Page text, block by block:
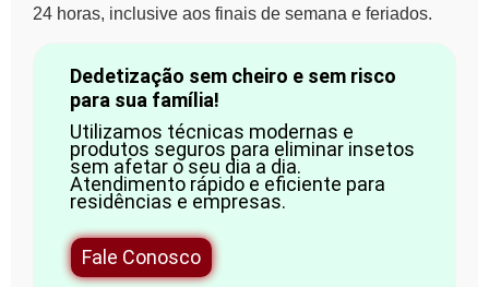
24 horas, inclusive aos finais de semana e feriados.
Dedetização sem cheiro e sem risco
para sua família!
Utilizamos técnicas modernas e
produtos seguros para eliminar insetos
sem afetar o seu dia a dia.
Atendimento rápido e eficiente para
residências e empresas.
Fale Conosco